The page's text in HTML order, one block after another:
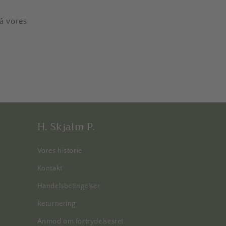
vores
H. Skjalm P.
Vores historie
Kontakt
Handelsbetingelser
Returnering
Anmod om fortrydelsesret